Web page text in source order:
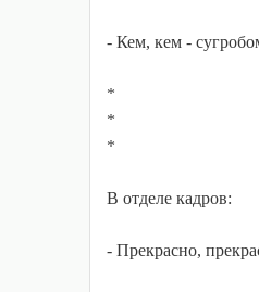
- Кем, кем -
*
*
*
В отделе кадров:
- Прекрасно,